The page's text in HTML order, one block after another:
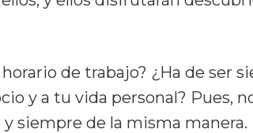
de trabajo? ¿Ha de ser
y a tu vida personal? Pues,
siempre de la misma manera.